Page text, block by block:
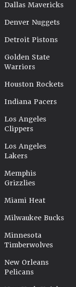
Dallas Mavericks
Denver Nuggets
Detroit Pistons
Golden State
Warriors
Houston Rockets
Indiana Pacers
Los Angeles
Clippers
Los Angeles
Lakers
Memphis
Grizzlies
Miami Heat
Milwaukee Bucks
Minnesota
Timberwolves
New Orleans
Pelicans